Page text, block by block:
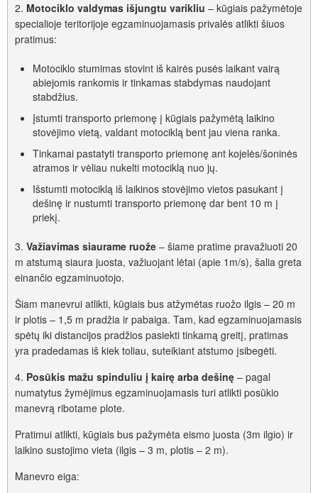
2. Motociklo valdymas išjungtu varikliu – kūgiais pažymėtoje
specialioje teritorijoje egzaminuojamasis privalės atlikti šiuos
pratimus:
Motociklo stumimas stovint iš kairės pusės laikant vairą
abiejomis rankomis ir tinkamas stabdymas naudojant
stabdžius.
Įstumti transporto priemonę į kūgiais pažymėtą laikino
stovėjimo vietą, valdant motociklą bent jau viena ranka.
Tinkamai pastatyti transporto priemonę ant kojelės/šoninės
atramos ir vėliau nukelti motociklą nuo jų.
Išstumti motociklą iš laikinos stovėjimo vietos pasukant į
dešinę ir nustumti transporto priemonę dar bent 10 m į
priekį.
3. Važiavimas siaurame ruože – šiame pratime pravažiuoti 20
m atstumą siaura juosta, važiuojant lėtai (apie 1m/s), šalia greta
einančio egzaminuotojo.
Šiam manevrui atlikti, kūgiais bus atžymėtas ruožo ilgis – 20 m
ir plotis – 1,5 m pradžia ir pabaiga. Tam, kad egzaminuojamasis
spėtų iki distancijos pradžios pasiekti tinkamą greitį, pratimas
yra pradedamas iš kiek toliau, suteikiant atstumo įsibegėti.
4. Posūkis mažu spinduliu į kairę arba dešinę – pagal
numatytus žymėjimus egzaminuojamasis turi atlikti posūkio
manevrą ribotame plote.
Pratimui atlikti, kūgiais bus pažymėta eismo juosta (3m ilgio) ir
laikino sustojimo vieta (ilgis – 3 m, plotis – 2 m).
Manevro eiga: